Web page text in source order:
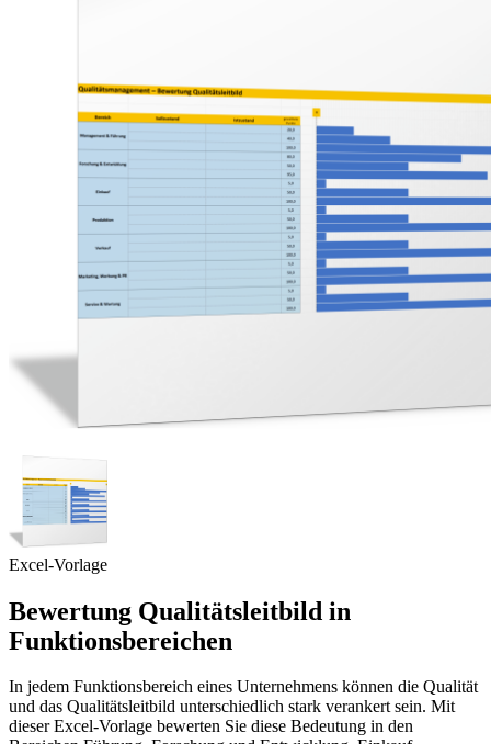
Excel-Vorlage
Bewertung Qualitätsleitbild in
Funktionsbereichen
In jedem Funktionsbereich eines Unternehmens können die Qualität
und das Qualitätsleitbild unterschiedlich stark verankert sein. Mit
dieser Excel-Vorlage bewerten Sie diese Bedeutung in den